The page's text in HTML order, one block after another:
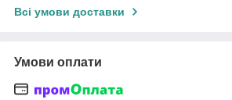
Всі умови доставки
Умови оплати